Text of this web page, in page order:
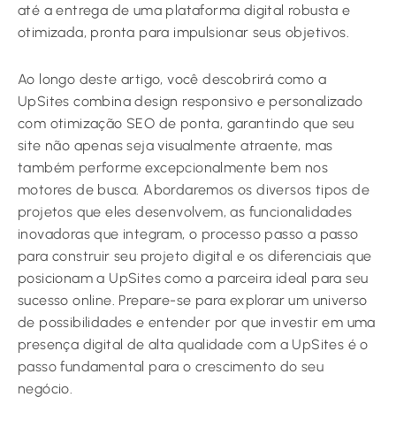
até a entrega de uma plataforma digital robusta e
otimizada, pronta para impulsionar seus objetivos.
Ao longo deste artigo, você descobrirá como a
UpSites combina design responsivo e personalizado
com otimização SEO de ponta, garantindo que seu
site não apenas seja visualmente atraente, mas
também performe excepcionalmente bem nos
motores de busca. Abordaremos os diversos tipos de
projetos que eles desenvolvem, as funcionalidades
inovadoras que integram, o processo passo a passo
para construir seu projeto digital e os diferenciais que
posicionam a UpSites como a parceira ideal para seu
sucesso online. Prepare-se para explorar um universo
de possibilidades e entender por que investir em uma
presença digital de alta qualidade com a UpSites é o
passo fundamental para o crescimento do seu
negócio.